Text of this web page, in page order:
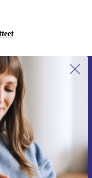
uutiskirjeen
€!
tarjousta.
.